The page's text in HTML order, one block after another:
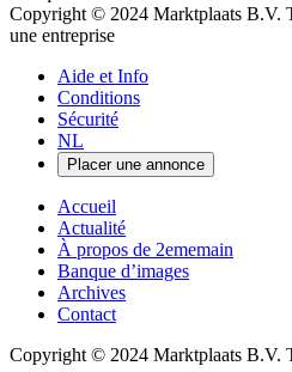
Copyright © 2024 Marktplaats B.V.
une entreprise
Close
Menu
Aide et Info
Conditions
Sécurité
NL
Placer une annonce
Accueil
Actualité
À propos de 2ememain
Banque d’images
Archives
Contact
Copyright © 2024 Marktplaats B.V.